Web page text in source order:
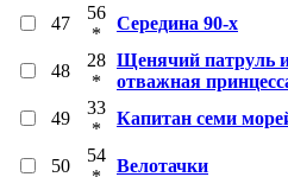
47
56
*
Середина 90-х
48
28
*
Щенячий патруль
отважная
49
33
*
Капитан семи
50
54
Велотачки